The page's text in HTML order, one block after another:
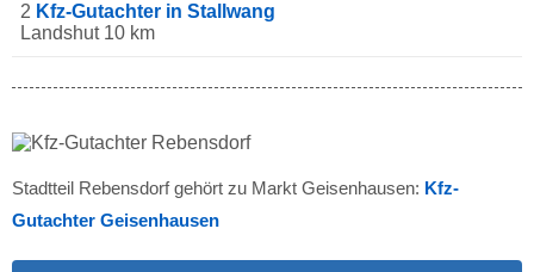
2 Kfz-Gutachter in Stallwang
Landshut 10 km
Stadtteil Rebensdorf gehört zu Markt Geisenhausen: Kfz-
Gutachter Geisenhausen